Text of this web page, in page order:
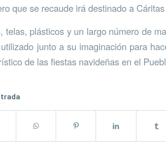
que se recaude irá destinado a
telas, plásticos y un largo número de
junto a su imaginación para
de las fiestas navideñas en el